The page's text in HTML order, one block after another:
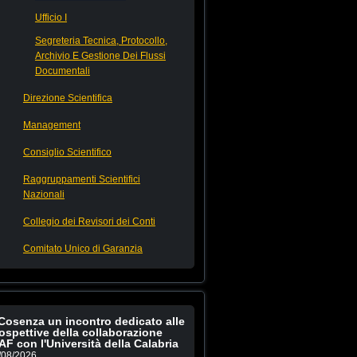
Ufficio I
Segreteria Tecnica, Protocollo,
Archivio E Gestione Dei Flussi
Documentali
Direzione Scientifica
Management
Consiglio Scientifico
Raggruppamenti Scientifici
Nazionali
Collegio dei Revisori dei Conti
Comitato Unico di Garanzia
un incontro dedicato alle
della collaborazione
con l'Università della Calabria